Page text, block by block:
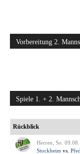
Vorbereitung 2.
Spiele 1. + 2.
Rückblick
Herren, So.
Stockheim vs.